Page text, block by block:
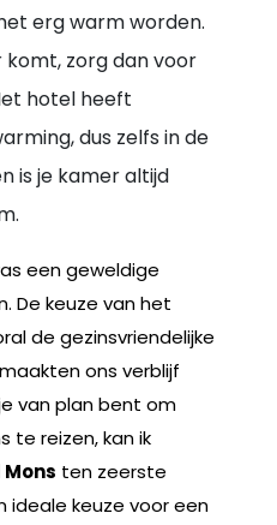
erg warm worden.
komt, zorg dan voor
hotel heeft
dus zelfs in de
is je kamer altijd
een geweldige
De keuze van het
de gezinsvriendelijke
ons verblijf
van plan bent om
te reizen, kan ik
ten zeerste
ideale keuze voor een